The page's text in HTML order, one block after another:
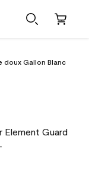
doux Gallon Blanc